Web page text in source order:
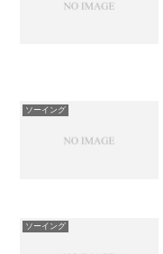
ソーイング
ソーイング